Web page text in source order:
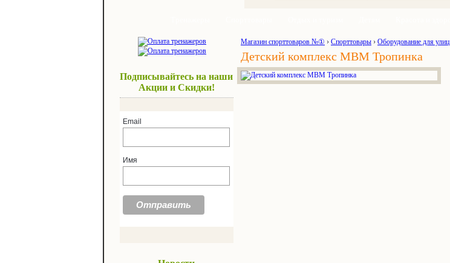
Подписывайтесь на наши
Акции и Скидки!
Email
Имя
Магазин спорттоваров №① › Спорттовары › Оборудование для улиц
Детский комплекс МВМ Тропинка